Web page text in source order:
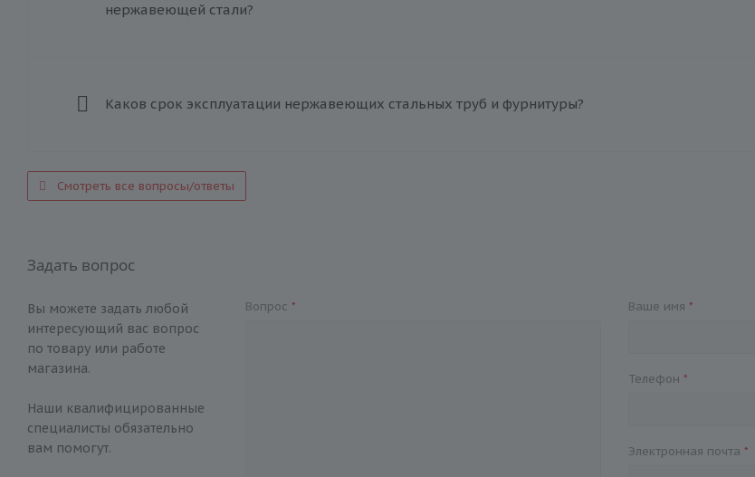
нержавеющей стали?
Каков срок эксплуатации нержавеющих стальных труб и фурнитуры?
Смотреть все вопросы/ответы
Задать вопрос
Вы можете задать любой
интересующий вас вопрос
по товару или работе
магазина.
Наши квалифицированные
специалисты обязательно
вам помогут.
Вопрос* Ваше имя *
Телефон *
Электронная почта *